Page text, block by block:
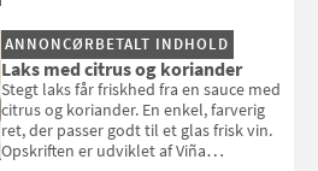
selvstændigt måltid. Opskriften er fra
Louisa Lorangs kogebog "Salat".
ANNONCØRBETALT INDHOLD
Laks med citrus og koriander
Stegt laks får friskhed fra en sauce med
citrus og koriander. En enkel, farverig
ret, der passer godt til et glas frisk vin.
Opskriften er udviklet af Viña